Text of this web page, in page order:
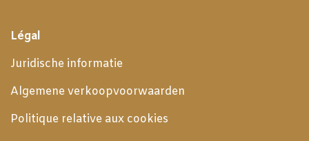
Légal
Juridische informatie
Algemene verkoopvoorwaarden
Politique relative aux cookies